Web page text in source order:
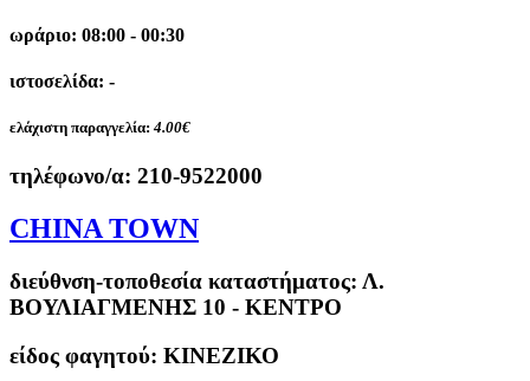
ωράριο: 08:00 - 00:30
ιστοσελίδα: -
ελάχιστη παραγγελία: 4.00€
τηλέφωνο/α: 210-9522000
CHINA TOWN
διεύθνση-τοποθεσία καταστήματος: Λ.
ΒΟΥΛΙΑΓΜΕΝΗΣ 10 - ΚΕΝΤΡΟ
είδος φαγητού: ΚΙΝΕΖΙΚΟ